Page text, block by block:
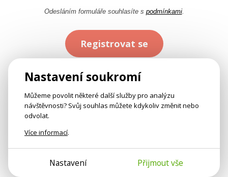
Odesláním formuláře souhlasíte s podmínkami.
Registrovat se
Nastavení soukromí
Můžeme povolit některé další služby pro analýzu
návštěvnosti? Svůj souhlas můžete kdykoliv změnit nebo
odvolat.
Více informací.
Nastavení Přijmout vše